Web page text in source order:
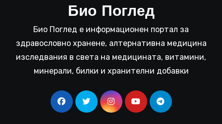
Био Поглед
Био Поглед е информационен портал за
здравословно хранене, алтернативна медицина
изследвания в света на медицината, витамини,
минерали, билки и хранителни добавки